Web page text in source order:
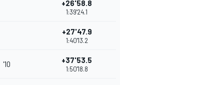
+26'58.8
1:39'24.1
+27'47.9
1:40'13.2
'10 +37'53.5
1:50'18.8